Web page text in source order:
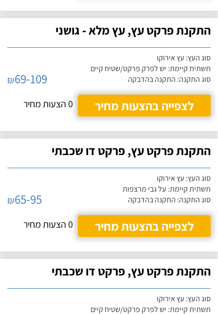
התקנת פרקט עץ, עץ מלא - גושני
סוג העץ: עץ אירוקו
תשתית קיימת: יש לפרק פרקט/שטיח קיים
סוג התקנה: התקנה בהדבקה
₪69-109
לצפייה בהצעות מחיר
0 הצעות מחיר
התקנת פרקט עץ, פרקט דו שכבתי
סוג העץ: עץ אירוקו
תשתית קיימת: על גבי מרצפות
סוג התקנה: התקנה בהדבקה
₪65-95
לצפייה בהצעות מחיר
0 הצעות מחיר
התקנת פרקט עץ, פרקט דו שכבתי
סוג העץ: עץ אירוקו
תשתית קיימת: יש לפרק פרקט/שטיח קיים